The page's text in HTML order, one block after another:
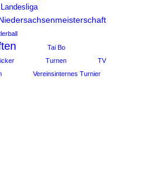
Landesliga
Niedersachsenmeisterschaft
Tai Bo
Turnen
TV
Vereinsinternes Turnier